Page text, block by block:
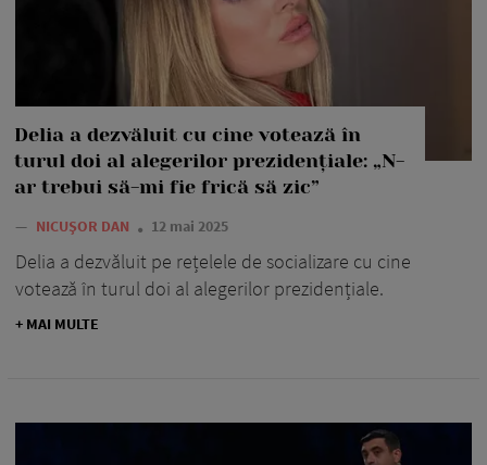
Delia a dezvăluit cu cine votează în
turul doi al alegerilor prezidențiale: „N-
ar trebui să-mi fie frică să zic”
— NICUȘOR DAN 12 mai 2025
Delia a dezvăluit pe rețelele de socializare cu cine
votează în turul doi al alegerilor prezidențiale.
+ MAI MULTE